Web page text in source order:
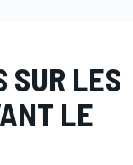
SUR LES
LE